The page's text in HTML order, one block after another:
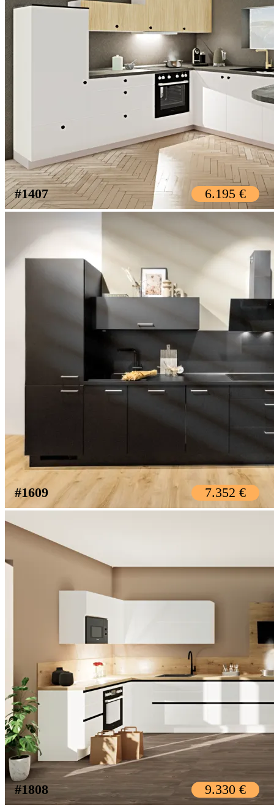
#1407 6.195 €
#1609 7.352 €
#1808 9.330 €